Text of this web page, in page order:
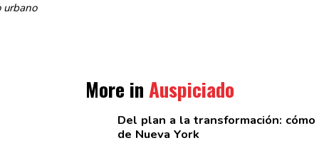
urbano
More inAuspiciado
Del plan a latransformación:
de Nueva York